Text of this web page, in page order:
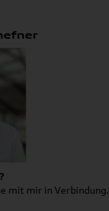
mit mir in Verbindung.